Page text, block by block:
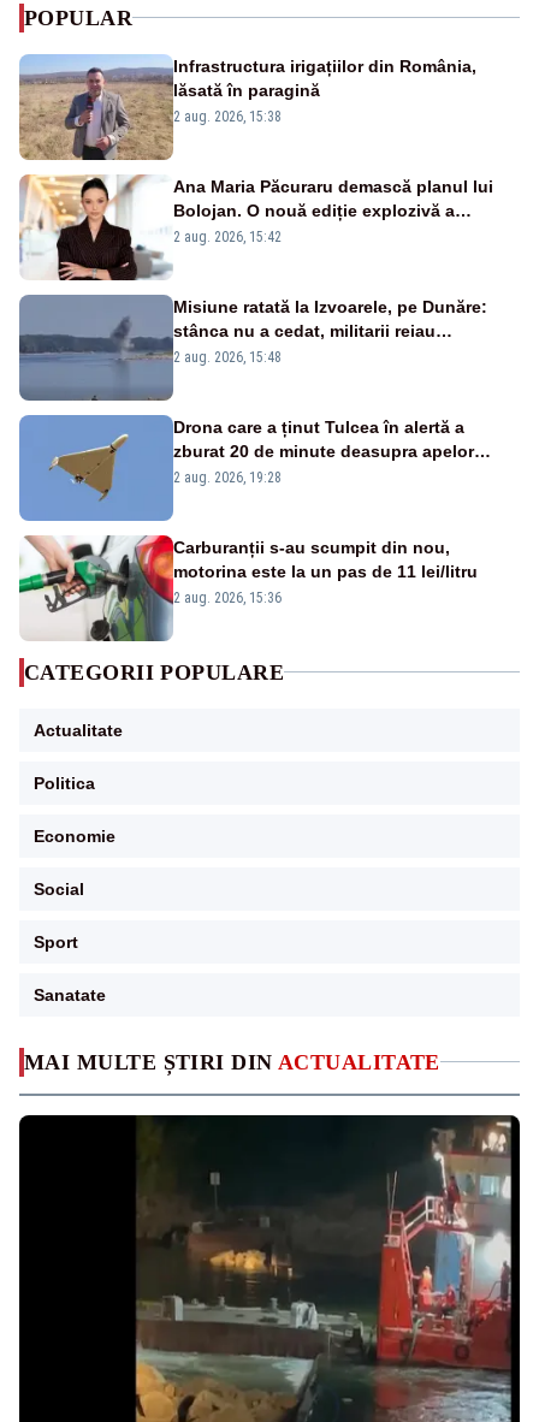
MAI MULTE ȘTIRI DIN ACTUALITATE
POPULAR
Infrastructura irigațiilor din România,
lăsată în paragină
2 aug. 2026, 15:38
Ana Maria Păcuraru demască planul lui
Bolojan. O nouă ediție explozivă a
emisiunii „Miza Zilei” la Realitatea PLUS
2 aug. 2026, 15:42
Misiune ratată la Izvoarele, pe Dunăre:
stânca nu a cedat, militarii reiau
detonările luni – VIDEO
2 aug. 2026, 15:48
Drona care a ținut Tulcea în alertă a
zburat 20 de minute deasupra apelor
României. Au fost ridicate două F-16
2 aug. 2026, 19:28
Carburanții s-au scumpit din nou,
motorina este la un pas de 11 lei/litru
2 aug. 2026, 15:36
CATEGORII POPULARE
Actualitate
Politica
Economie
Social
Sport
Sanatate